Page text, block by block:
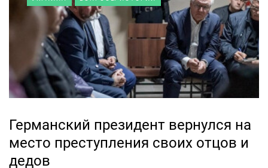
Германский президент вернулся на
место преступления своих отцов и
дедов